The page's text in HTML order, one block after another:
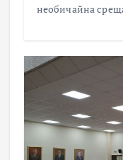
необичайна